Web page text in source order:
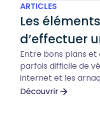
ARTICLES
Les
d’effectuer
Entre bons plans et
parfois difficile de
internet et les
Voici un guide qui
Découvrir